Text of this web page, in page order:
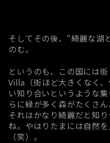
そしてその後、“綺麗な湖
のむ。
というのも、この国には
Villa（街ほど大きくなく
い知り合いというような
らに緑が多く森がたくさ
それはかなり綺麗だと知
ね。やはりたまには自然
（笑）。